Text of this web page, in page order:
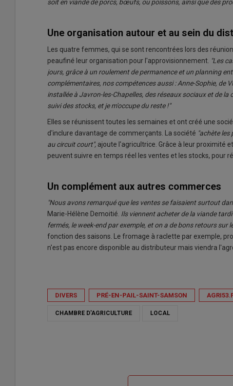
soit en viande de porcs, bœufs, ou poissons, ainsi que des
Une organisation autour et au sein du
Les quatre femmes, qui se sont rencontrées lors des
peaufiné leur organisation pour l'approvisionnement. "Les
jours, grâce à un roulement de permanence et un planning
complémentaires, nos compétences aussi : Anne-Sophie, de
installée à Javron-les-Chapelles, des réseaux sociaux et de
suivi des stocks, et je m'occupe du reste !"
Elles se réunissent toutes les semaines et ont créé une
d'inclure davantage de commerçants. La société "achète
au circuit court", ajoute l'agricultrice. Grâce à leur proximité
peuvent suivre en temps réel les ventes et les stocks, pour
Un complément aux autres commerces
"Nous avons remarqué que les ventes se faisaient surtout
Marie-Hélène Demoitié. Ils viennent acheter de la viande
fermés, le week-end par exemple, et on a de bons retours sur
fonction des saisons. Le fromage à raclette par exemple,
n'est pas encore disponible au distributeur mais viendra
DIVERS PRÉ-EN-PAIL-SAINT-SAMSON
CHAMBRE D'AGRICULTURE LOCAL